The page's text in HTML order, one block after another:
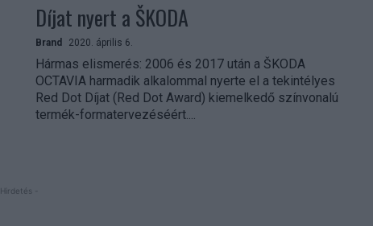
Díjat nyert a ŠKODA
Brand 2020. április 6.
Hármas elismerés: 2006 és 2017 után a ŠKODA
OCTAVIA harmadik alkalommal nyerte el a tekintélyes
Red Dot Díjat (Red Dot Award) kiemelkedő színvonalú
termék-formatervezéséért....
-